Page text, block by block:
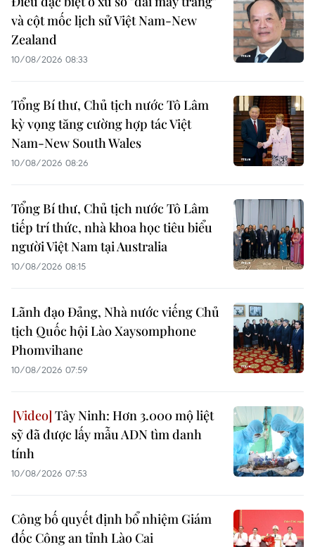
và cột mốc lịch sử Việt Nam-New
Zealand
10/08/2026 08:33
Tổng Bí thư, Chủ tịch nước Tô Lâm
kỳ vọng tăng cường hợp tác Việt
Nam-New South Wales
10/08/2026 08:26
Tổng Bí thư, Chủ tịch nước Tô Lâm
tiếp trí thức, nhà khoa học tiêu biểu
người Việt Nam tại Australia
10/08/2026 08:15
Lãnh đạo Đảng, Nhà nước viếng Chủ
tịch Quốc hội Lào Xaysomphone
Phomvihane
10/08/2026 07:59
Tây Ninh: Hơn 3.000 mộ liệt
sỹ đã được lấy mẫu ADN tìm danh
tính
10/08/2026 07:53
Công bố quyết định bổ nhiệm Giám
đốc Công an tỉnh Lào Cai